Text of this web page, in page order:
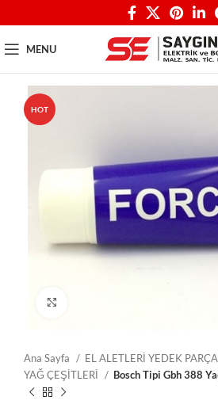
MENU
HOT
Ana Sayfa
EL ALETLERİ YEDEK
YAĞ ÇEŞİTLERİ
Bosch Tipi Gbh 388